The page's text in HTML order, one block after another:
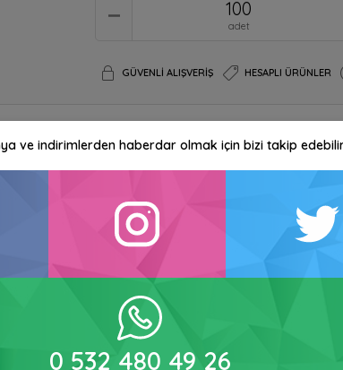
ve indirimlerden haberdar olmak için bizi takip
0 532 480 49 26
adet
GÜVENLI ALIŞVERIŞ HESAPLI ÜRÜNLER